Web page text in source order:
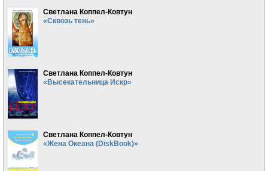
Светлана Коппел-Ковтун
«Сквозь тень»
Светлана Коппел-Ковтун
«Высекательница Искр»
Светлана Коппел-Ковтун
«Жена Океана (DiskBook)»